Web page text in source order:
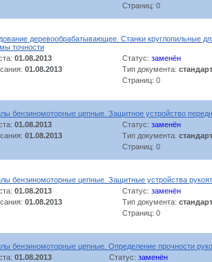
Страниц: 0
деревообрабатывающее. Станки круглопильные
точности
01.08.2013 Статус: заменён
01.08.2013 Тип документа: стандарт
Страниц: 0
бензиномоторные цепные. Защитное устройство
01.08.2013 Статус: заменён
01.08.2013 Тип документа: стандарт
Страниц: 0
бензиномоторные цепные. Защитные устройства
01.08.2013 Статус: заменён
01.08.2013 Тип документа: стандарт
Страниц: 0
бензиномоторные цепные. Определение прочности
01.08.2013 Статус: заменён